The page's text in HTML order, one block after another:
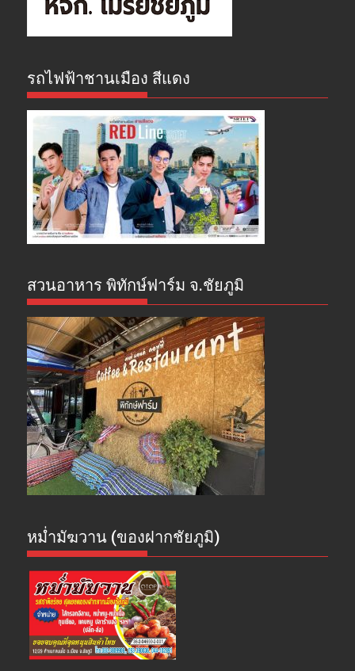
รถไฟฟ้าชานเมือง สีแดง
สวนอาหาร พิทักษ์ฟาร์ม จ.ชัยภูมิ
หม่ำมัฆวาน (ของฝากชัยภูมิ)